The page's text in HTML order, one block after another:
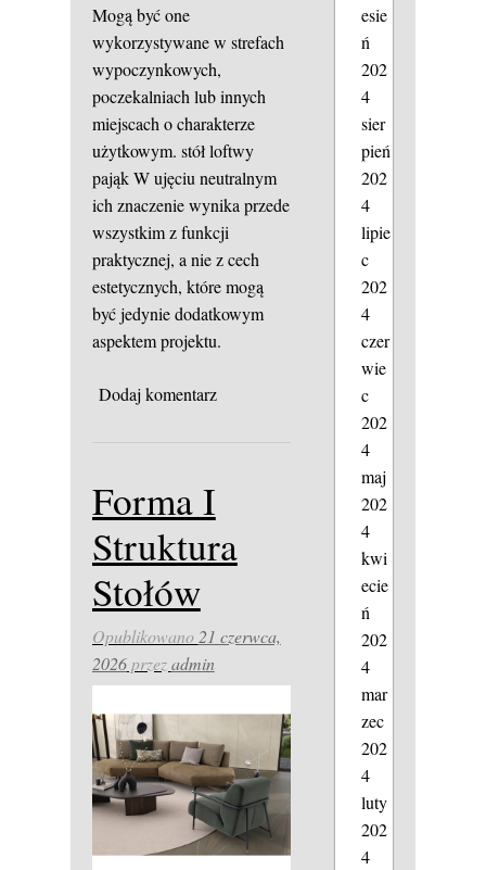
Mogą być one
wykorzystywane w strefach
wypoczynkowych,
poczekalniach lub innych
miejscach o charakterze
użytkowym. stół loftwy
pająkW ujęciu neutralnym
ich znaczenie wynika przede
wszystkim z funkcji
praktycznej, a nie z cech
estetycznych, które mogą
być jedynie dodatkowym
aspektem projektu.
Dodaj komentarz
Forma I
Struktura
Stołów
Opublikowano 21 czerwca,
2026przezadmin
esie
ń
202
4
sier
pień
202
4
lipie
c
202
4
czer
wie
c
202
4
maj
202
4
kwi
ecie
ń
202
4
mar
zec
202
4
luty
202
4